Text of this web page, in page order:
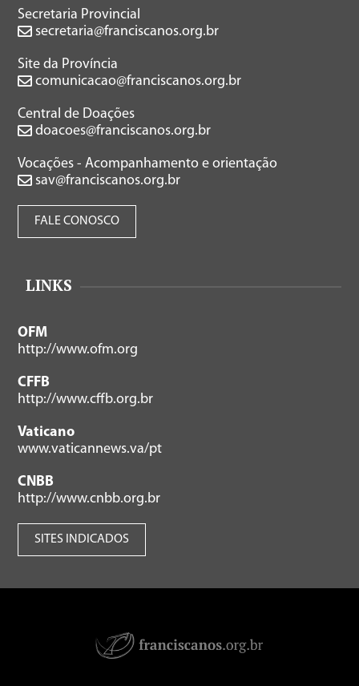
Secretaria Provincial
secretaria@franciscanos.org.br
Site da Província
comunicacao@franciscanos.org.br
Central de Doações
doacoes@franciscanos.org.br
Vocações - Acompanhamento e orientação
sav@franciscanos.org.br
FALE CONOSCO
LINKS
OFM
http://www.ofm.org
CFFB
http://www.cffb.org.br
Vaticano
www.vaticannews.va/pt
CNBB
http://www.cnbb.org.br
SITES INDICADOS